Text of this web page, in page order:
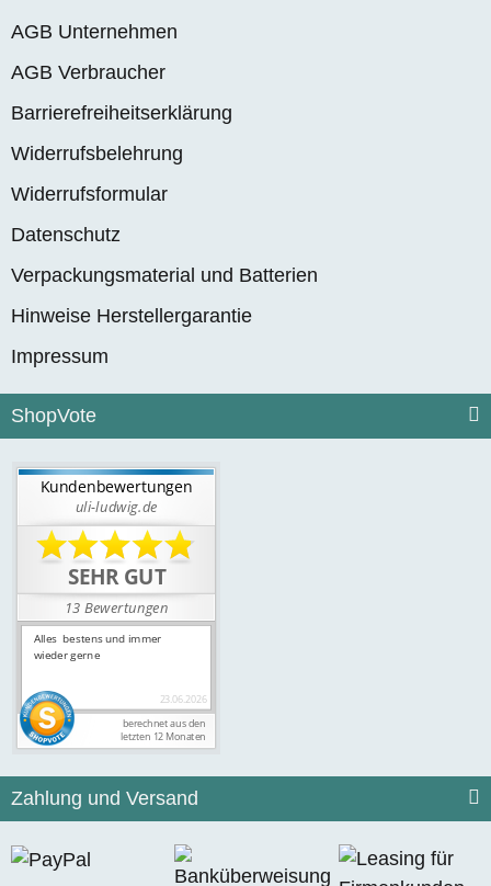
AGB Unternehmen
AGB Verbraucher
Barrierefreiheitserklärung
Widerrufsbelehrung
Widerrufsformular
Datenschutz
Verpackungsmaterial und Batterien
Hinweise Herstellergarantie
Impressum
ShopVote
Zahlung und Versand